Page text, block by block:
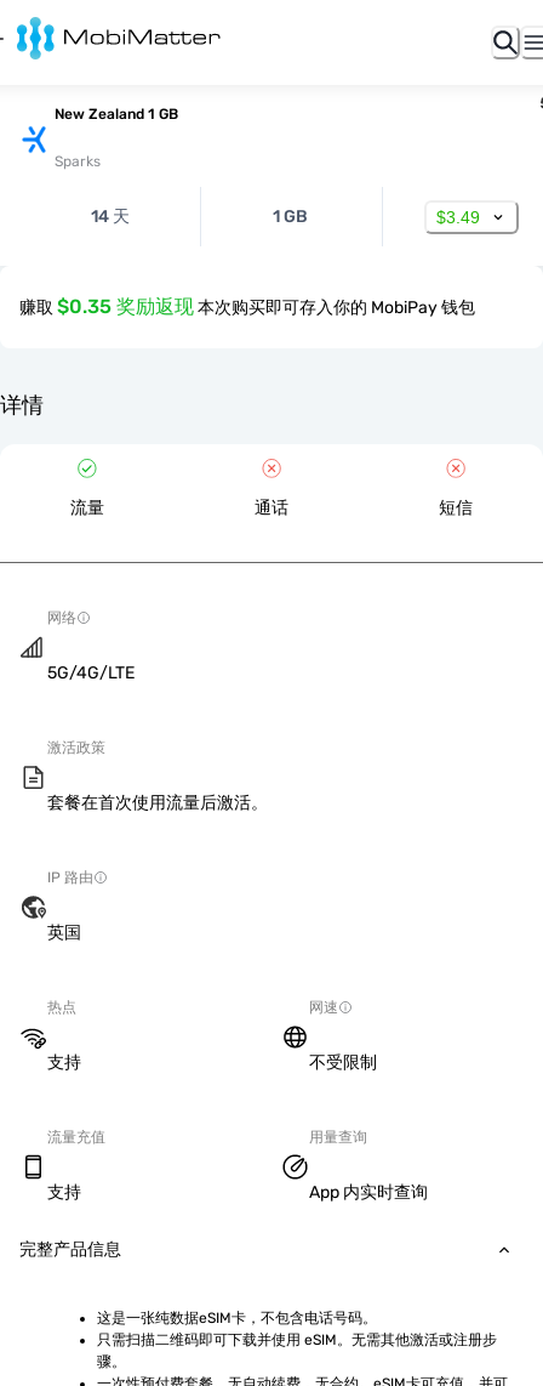
New Zealand 1 GB
Sparks
14 天 1 GB $3.49
赚取 $0.35 奖励返现本次购买即可存入你的 MobiPay 钱包
详情
流量 通话 短信
网络
5G/4G/LTE
激活政策
套餐在首次使用流量后激活。
IP 路由
英国
热点
支持
网速
不受限制
流量充值
支持
用量查询
App 内实时查询
完整产品信息
这是一张纯数据eSIM卡，不包含电话号码。
只需扫描二维码即可下载并使用 eSIM。无需其他激活或注册步
骤。